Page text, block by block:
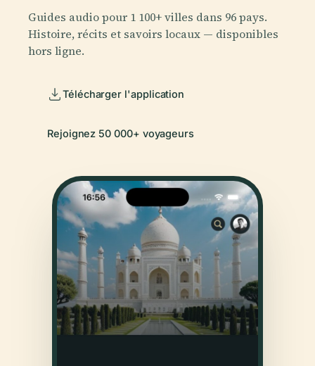
Guides audio pour 1 100+ villes dans 96 pays.
Histoire, récits et savoirs locaux — disponibles
hors ligne.
Télécharger l'application
Rejoignez 50 000+ voyageurs